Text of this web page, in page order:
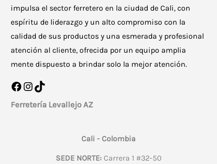
impulsa el sector ferretero en la ciudad de Cali, con
espíritu de liderazgo y un alto compromiso con la
calidad de sus productos y una esmerada y profesional
atención al cliente, ofrecida por un equipo amplia
mente dispuesto a brindar solo la mejor atención.
Facebook
Instagram
TikTok
Ferretería Levallejo AZ
Cali - Colombia
SEDE NORTE:Carrera 1 #32-50